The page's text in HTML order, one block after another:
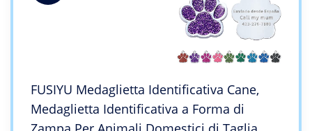
FUSIYU Medaglietta Identificativa Cane,
Medaglietta Identificativa a Forma di